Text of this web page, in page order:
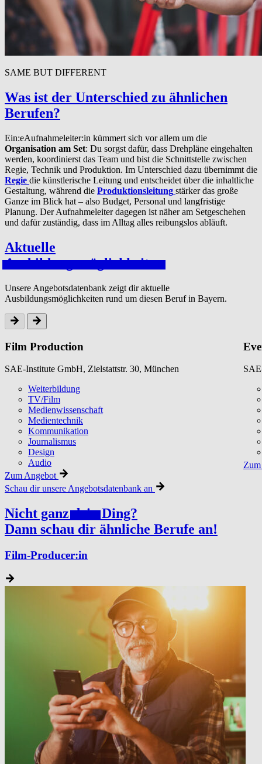
SAME BUT DIFFERENT
Was ist der Unterschied zu ähnlichen
Berufen?
Ein:eAufnahmeleiter:in kümmert sich vor allem um die
Organisation am Set: Du sorgst dafür, dass Drehpläne eingehalten
werden, koordinierst das Team und bist die Schnittstelle zwischen
Regie, Technik und Produktion. Im Unterschied dazu übernimmt die
Regie die künstlerische Leitung und entscheidet über die inhaltliche
Gestaltung, während die Produktionsleitung stärker das große
Ganze im Blick hat – also Budget, Personal und langfristige
Planung. Der Aufnahmeleiter dagegen ist näher am Setgeschehen
und dafür zuständig, dass im Alltag alles reibungslos abläuft.
Aktuelle
Aus­bil­dungsmöglichkeit­en
Unsere Angebotsdatenbank zeigt dir aktuelle
Ausbildungsmöglichkeiten rund um diesen Beruf in Bayern.
Film Production
SAE-Institute GmbH, Zielstattstr. 30, München
Weiterbildung
TV/Film
Medienwissenschaft
Medientechnik
Kommunikation
Journalismus
Design
Audio
Zum Angebot
Schau dir unsere Angebotsdatenbank an
Nicht ganzdeinDing?
Dann schau dir ähnliche Berufe an!
Film-Producer:in